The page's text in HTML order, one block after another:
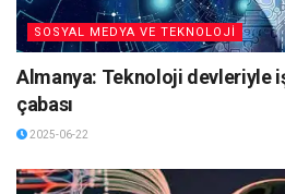
SOSYAL MEDYA VE TEKNOLOJİ
Almanya: Teknoloji devleriyle
çabası
2025-06-22